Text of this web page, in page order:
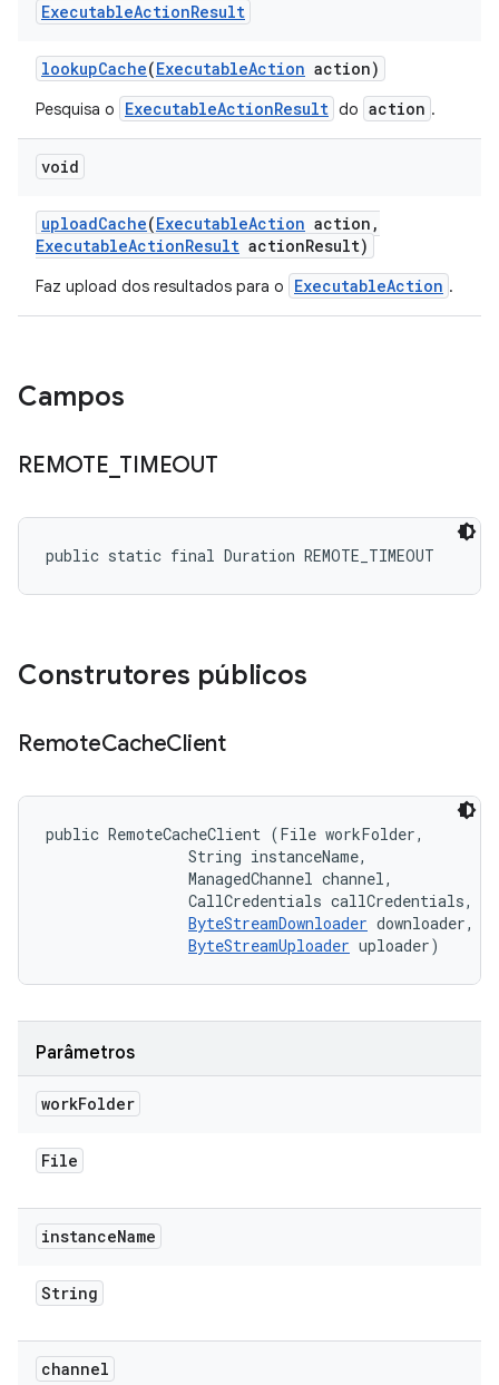
ExecutableActionResult
lookupCache(ExecutableAction action)
Pesquisa o ExecutableActionResult do action .
void
uploadCache(ExecutableAction action ,
ExecutableActionResult actionResult)
Faz upload dos resultados para o ExecutableAction .
Campos
REMOTE TIMEOUT
public static final Duration REMOTE_TIMEOUT
Construtores públicos
RemoteCacheClient
public RemoteCacheClient (File workFolder,
                String instanceName,
                ManagedChannel channel,
                CallCredentials callCredentials,
ByteStreamDownloader downloader,
ByteStreamUploader uploader)
Parâmetros
workFolder
File
instanceName
String
channel